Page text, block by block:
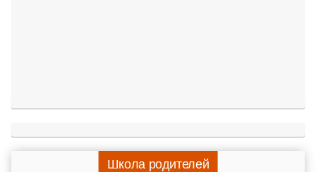
Школа родителей